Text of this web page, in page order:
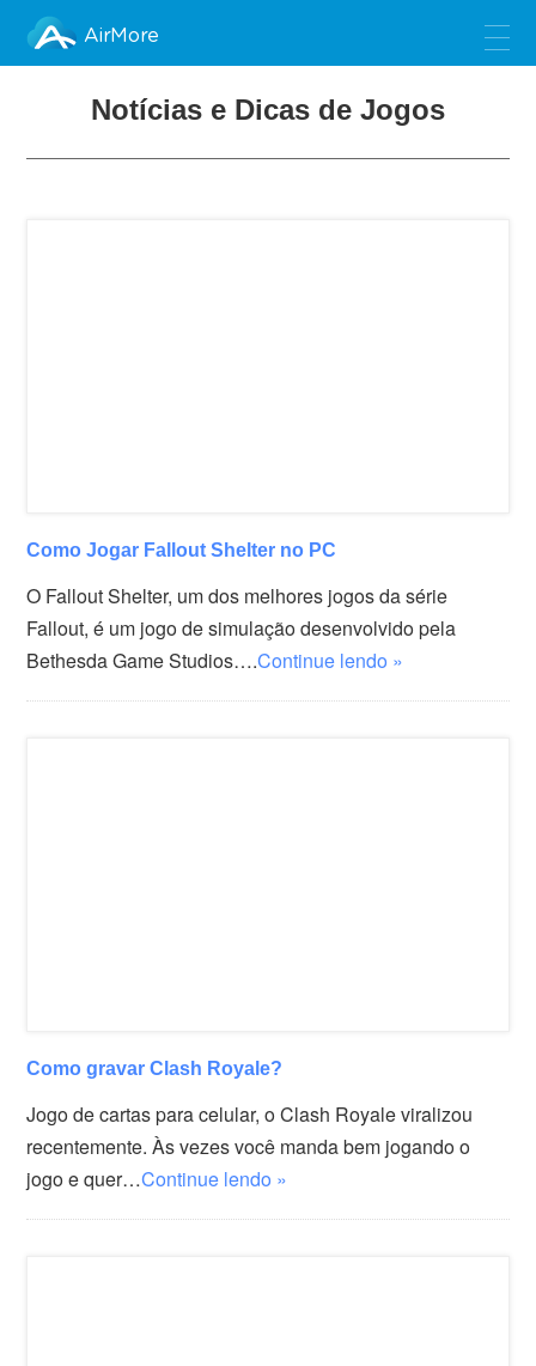
AirMore
Notícias e Dicas de Jogos
Como Jogar Fallout Shelter no PC
O Fallout Shelter, um dos melhores jogos da série
Fallout, é um jogo de simulação desenvolvido pela
Bethesda Game Studios….Continue lendo »
Como gravar Clash Royale?
Jogo de cartas para celular, o Clash Royale viralizou
recentemente. Às vezes você manda bem jogando o
jogo e quer…Continue lendo »